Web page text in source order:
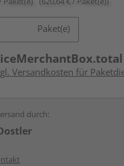
Paket(e)
Versandkosten für
durch: